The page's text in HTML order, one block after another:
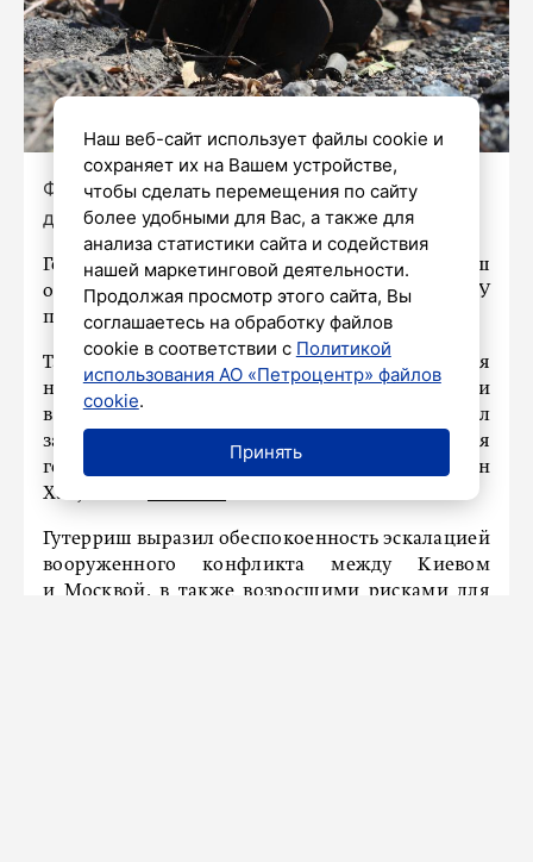
Фото: Роман Пименов / «Петербургский
дневник»
Генеральный секретарь ООН Антониу Гутерриш
осудил удары беспилотниками ВСУ
по российской территории.
Такое заявление в рамках выступления
на регулярном брифинге с журналистами
в штаб-квартире в Нью-Йорке а сделал
заместитель официального представителя
генерального секретаря организации Фархан
Хак, пишет
Гутерриш выразил обеспокоенность эскалацией
вооруженного конфликта между Киевом
и Москвой, в также возросшими рисками для
Наш веб-сайт использует файлы cookie и
сохраняет их на Вашем устройстве,
чтобы сделать перемещения по сайту
более удобными для Вас, а также для
анализа статистики сайта и содействия
нашей маркетинговой деятельности.
Продолжая просмотр этого сайта, Вы
соглашаетесь на обработку файлов
cookie в соответствии с Политикой
использования АО «Петроцентр» файлов
cookie.
Принять